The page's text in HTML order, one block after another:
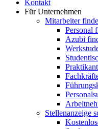
Kontakt
Für Unternehmen
Mitarbeiter
Personal
Azubi
Stellenanzeige